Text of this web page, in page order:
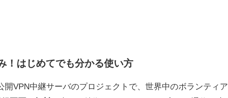
！はじめてでも分かる使い方
VPN中継サーバのプロジェクトで、世界中のボランティア